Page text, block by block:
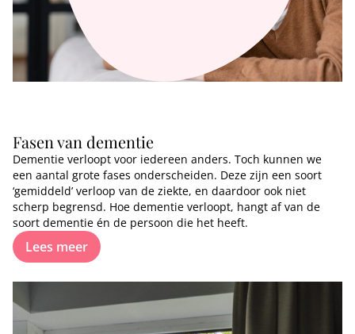
Fasen van dementie
Dementie verloopt voor iedereen anders. Toch kunnen we
een aantal grote fases onderscheiden. Deze zijn een soort
‘gemiddeld’ verloop van de ziekte, en daardoor ook niet
scherp begrensd. Hoe dementie verloopt, hangt af van de
soort dementie én de persoon die het heeft.
Lees meer